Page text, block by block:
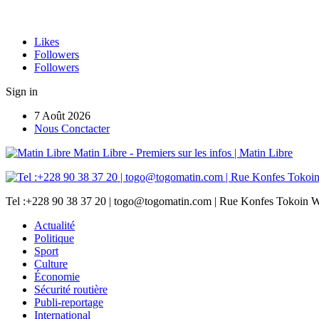
Likes
Followers
Followers
Sign in
7 Août 2026
Nous Conctacter
Matin Libre - Premiers sur les infos | Matin Libre
Tel :+228 90 38 37 20 | togo@togomatin.com | Rue Konfes Tokoin
Actualité
Politique
Sport
Culture
Économie
Sécurité routière
Publi-reportage
International